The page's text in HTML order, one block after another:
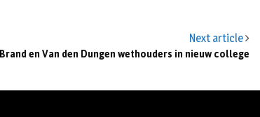
Next article
en Van den Dungen wethouders in nieuw college